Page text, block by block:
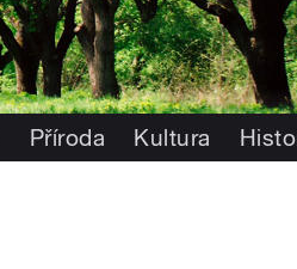
Příroda Kultura